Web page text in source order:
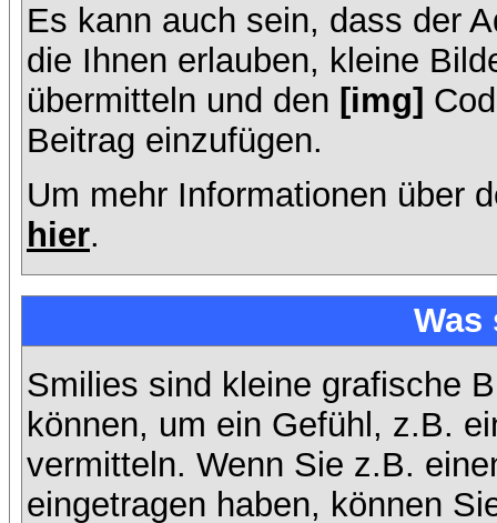
Es kann auch sein, dass der
die Ihnen erlauben, kleine
übermitteln und den [img]
Beitrag einzufügen.
Um mehr Informationen über
hier.
Was
Smilies sind kleine grafische
können, um ein Gefühl, z.B.
vermitteln. Wenn Sie z.B.
eingetragen haben, können